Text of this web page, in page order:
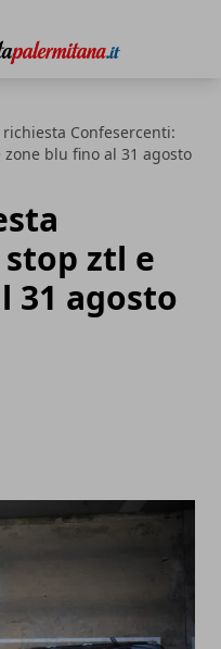
richiesta Confesercenti:
zone blu fino al 31 agosto
ztl e
31 agosto